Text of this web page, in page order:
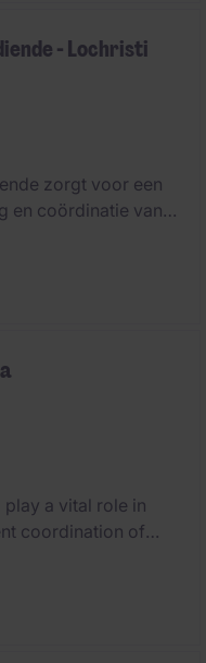
- Lochristi
zorgt voor een
en coördinatie van
en externe
a vital role in
coordination of
and requires a
a strong